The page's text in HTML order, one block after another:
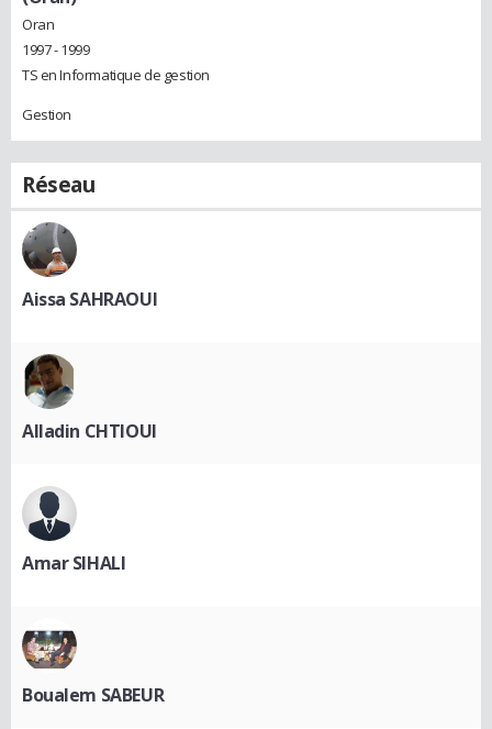
Oran
1997 - 1999
TS en Informatique de gestion
Gestion
Réseau
Aissa SAHRAOUI
Alladin CHTIOUI
Amar SIHALI
Boualem SABEUR